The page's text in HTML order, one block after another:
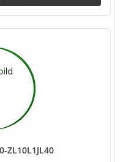
ZL10L1JL40